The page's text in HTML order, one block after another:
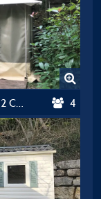
Bungalow Toilé De 20 M² Comprenant 2 Chambres Avec Kitchenette Équipée D'ustensiles De Cuisine , D'une Gazinière Et D'un Frigo Top 4